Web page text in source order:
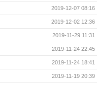
2019-12-07 08:16
2019-12-02 12:36
2019-11-29 11:31
2019-11-24 22:45
2019-11-24 18:41
2019-11-19 20:39